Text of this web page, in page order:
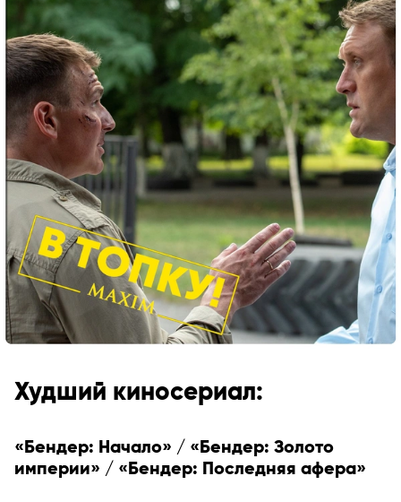
Худший киносериал:
«Бендер: Начало» / «Бендер: Золото
империи» / «Бендер: Последняя афера»